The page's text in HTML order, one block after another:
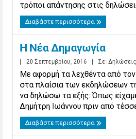
τρόποι απάντησης στις
Διαβάστε περισσότερα
Η Νέα Δημαγωγία
20 Σεπτεμβρίου, 2016 Σε:Δηλώσεις
Με αφορμή τα λεχθέντα από
στα πλαίσια των εκδηλώσεων
να δηλώσω τα εξής: Όπως
Δημήτρη Ιωάννου πριν από
Διαβάστε περισσότερα